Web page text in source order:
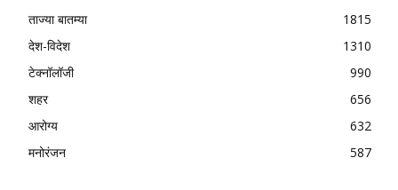
ताज्या बातम्या
1815
देश-विदेश
1310
टेक्नॉलॉजी
990
शहर
656
आरोग्य
632
मनोरंजन
587